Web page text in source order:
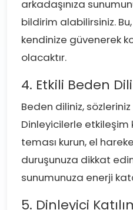
arkadaşınıza
bildirim alabilirsiniz.
kendinize güvenerek
olacaktır.
4. Etkili Beden
Beden diliniz,
Dinleyicilerle etkileşim
teması kurun, el
duruşunuza dikkat
sunumunuza enerji
5. Dinleyici